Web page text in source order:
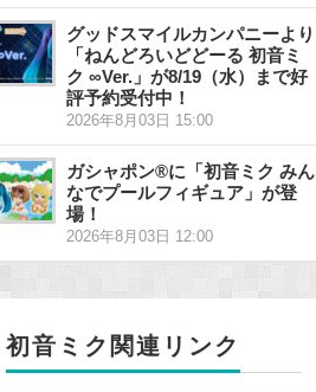
グッドスマイルカンパニーより
「ねんどろいどどーる 初音ミ
ク ∞Ver.」が8/19（水）まで好
評予約受付中！
2026年8月03日 15:00
ガシャポン®に「初音ミク みん
なでプールフィギュア」が登
場！
2026年8月03日 12:00
初音ミク関連リンク